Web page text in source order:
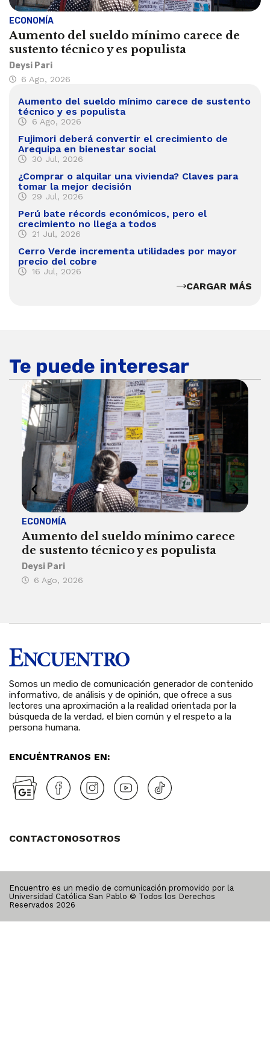
ECONOMÍA
Aumento del sueldo mínimo carece de
sustento técnico y es populista
Deysi Pari
6 Ago, 2026
Aumento del sueldo mínimo carece de sustento
técnico y es populista
6 Ago, 2026
Fujimori deberá convertir el crecimiento de
Arequipa en bienestar social
30 Jul, 2026
¿Comprar o alquilar una vivienda? Claves para
tomar la mejor decisión
29 Jul, 2026
Perú bate récords económicos, pero el
crecimiento no llega a todos
21 Jul, 2026
Cerro Verde incrementa utilidades por mayor
precio del cobre
16 Jul, 2026
CARGAR MÁS
Te puede interesar
ECONOMÍA
Aumento del sueldo mínimo carece
de sustento técnico y es populista
Deysi Pari
6 Ago, 2026
Somos un medio de comunicación generador de contenido
informativo, de análisis y de opinión, que ofrece a sus
lectores una aproximación a la realidad orientada por la
búsqueda de la verdad, el bien común y el respeto a la
persona humana.
ENCUÉNTRANOS EN:
CONTACTONOSOTROS
Encuentro es un medio de comunicación promovido por la
Universidad Católica San Pablo © Todos los Derechos
Reservados 2026